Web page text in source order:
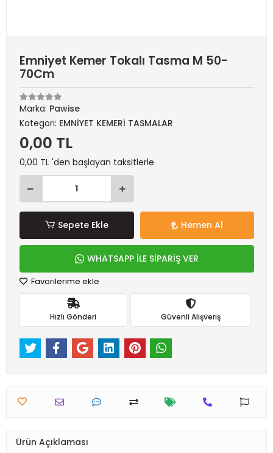
Emniyet Kemer Tokalı Tasma M 50-
70Cm
Marka: Pawise
Kategori: EMNİYET KEMERİ TASMALAR
0,00 TL
0,00 TL 'den başlayan taksitlerle
Sepete Ekle Hemen Al
WHATSAPP İLE SİPARİŞ VER
Favorilerime ekle
Hızlı Gönderi Güvenli Alışveriş
Ürün Açıklaması